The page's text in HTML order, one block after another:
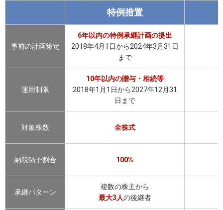
特例措置
事前の計画策定
6年以内の特例承継計画の提出
2018年4月1日から2024年3月31日
まで
運用制限
10年以内の贈与・相続等
2018年1月1日から2027年12月31
日まで
対象株数 全株式
納税猶予割合 100%
承継パターン
複数の株主から
最大3人の後継者